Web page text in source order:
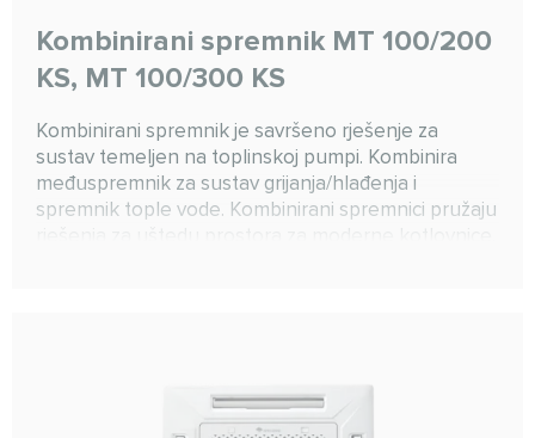
Kombinirani spremnik MT 100/200
KS, MT 100/300 KS
Kombinirani spremnik je savršeno rješenje za
sustav temeljen na toplinskoj pumpi. Kombinira
međuspremnik za sustav grijanja/hlađenja i
spremnik tople vode. Kombinirani spremnici pružaju